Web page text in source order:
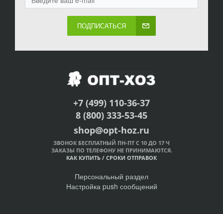
ПОДПИСАТЬСЯ
+7 (499) 110-36-37
8 (800) 333-53-45
shop@opt-hoz.ru
ЗВОНОК БЕСПЛАТНЫЙ ПН-ПТ С 10 ДО 17 Ч
ЗАКАЗЫ ПО ТЕЛЕФОНУ НЕ ПРИНИМАЮТСЯ.
КАК КУПИТЬ / СРОКИ ОТПРАВОК
Персональный раздел
Настройка push сообщений